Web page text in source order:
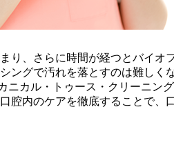
り、さらに時間が経つとバイオ
ングで汚れを落とすのは難しく
ニカル・トゥース・クリーニン
腔内のケアを徹底することで、